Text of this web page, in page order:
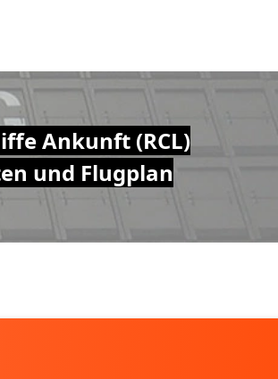
Ankunft (RCL)
und Flugplan